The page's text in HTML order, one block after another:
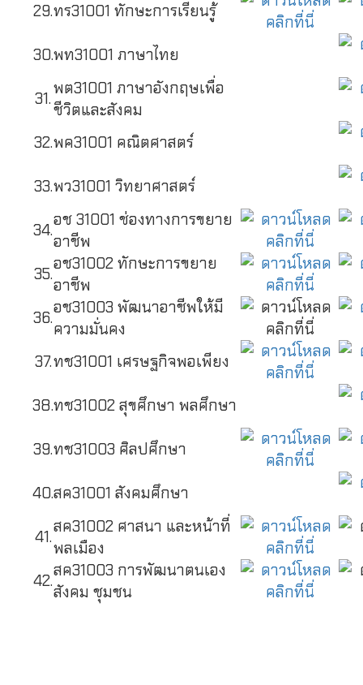
29.ทร31001 ทักษะการเรียนรู้
30.พท31001 ภาษาไทย
31.
พต31001 ภาษาอังกฤษเพื่อ
ชีวิตและสังคม
32.พค31001 คณิตศาสตร์
33.พว31001 วิทยาศาสตร์
34.
อช 31001 ช่องทางการขยาย
อาชีพ
35.
อช31002 ทักษะการขยาย
อาชีพ
36.
อช31003 พัฒนาอาชีพให้มี
ความมั่นคง
37.ทช31001 เศรษฐกิจพอเพียง
38.ทช31002 สุขศึกษา พลศึกษา
39.ทช31003 ศิลปศึกษา
40.สค31001 สังคมศึกษา
41.
สค31002 ศาสนา และหน้าที่
พลเมือง
42.
สค31003 การพัฒนาตนเอง
สังคม ชุมชน